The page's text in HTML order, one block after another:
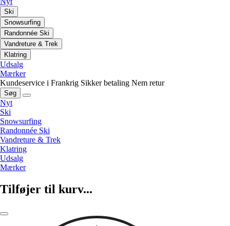
Ski
Snowsurfing
Randonnée Ski
Vandreture & Trek
Klatring
Udsalg
Mærker
Kundeservice i Frankrig Sikker betaling Nem retur
Søg
Nyt
Ski
Snowsurfing
Randonnée Ski
Vandreture & Trek
Klatring
Udsalg
Mærker
Tilføjer til kurv...